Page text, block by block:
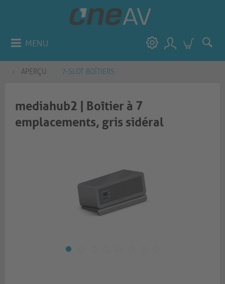
MENU
APERÇU 7-SLOT BOÎTIERS
mediahub2 | Boîtier à 7
emplacements, gris sidéral